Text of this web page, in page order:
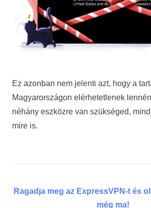
Ez azonban nem jelenti azt, hogy a
Magyarországon elérhetetlenek
néhány eszközre van szükséged,
mire is.
Ragadja meg az ExpressVPN-t és
még ma!